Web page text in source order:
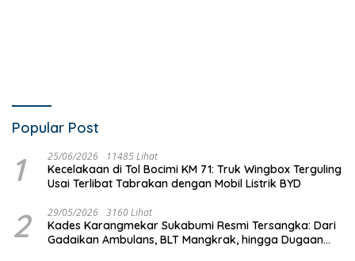
Popular Post
1 25/06/2026 11485 Lihat
Kecelakaan di Tol Bocimi KM 71: Truk Wingbox Terguling
Usai Terlibat Tabrakan dengan Mobil Listrik BYD
2 29/05/2026 3160 Lihat
Kades Karangmekar Sukabumi Resmi Tersangka: Dari
Gadaikan Ambulans, BLT Mangkrak, hingga Dugaan